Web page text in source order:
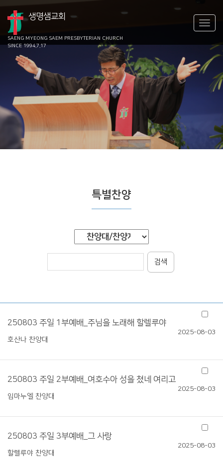
생명샘교회
SAENG MYEONG SAEM PRESBYTERIAN CHURCH
SINCE 1994.7.17
특별찬양
검색
250803 주일 1부예배_주님을 노래해 할렐루야
호산나 찬양대
2025-08-03
250803 주일 2부예배_여호수아 성을 쳤네 여리고
임마누엘 찬양대
2025-08-03
250803 주일 3부예배_그 사랑
할렐루야 찬양대
2025-08-03